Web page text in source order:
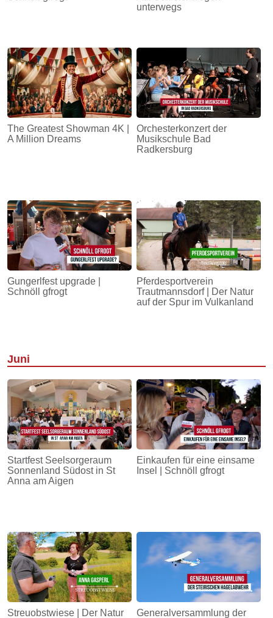
unterwegs
The Greatest Showman 4K |
A Million Dreams
Orchesterkonzert der
Musikschule Bad
Radkersburg
Gungerlfest upgrade |
Schnöll gfrogt
Pferdesportverein
Trautmannsdorf | Der Natur
auf der Spur im Vulkanland
Juni
Startfest Seelsorgeraum
Sonnenland Südost in St
Anna am Aigen
Einkaufen für eine einsame
Insel | Schnöll gfrogt
Streuobstwiese | Der Natur Generalversammlung der